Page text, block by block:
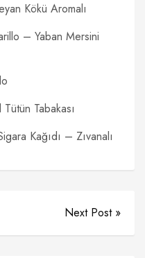
Kökü Aromalı
– Yaban Mersini
Tabakası
Kağıdı – Zıvanalı
Next Post »